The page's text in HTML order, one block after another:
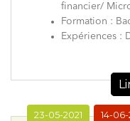
financier/
Formation :
Expériences :
14-06-
23-05-2021